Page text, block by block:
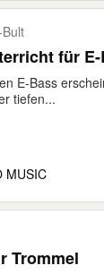
für
E-Bass
tiefen...
MUSIC
Trommel